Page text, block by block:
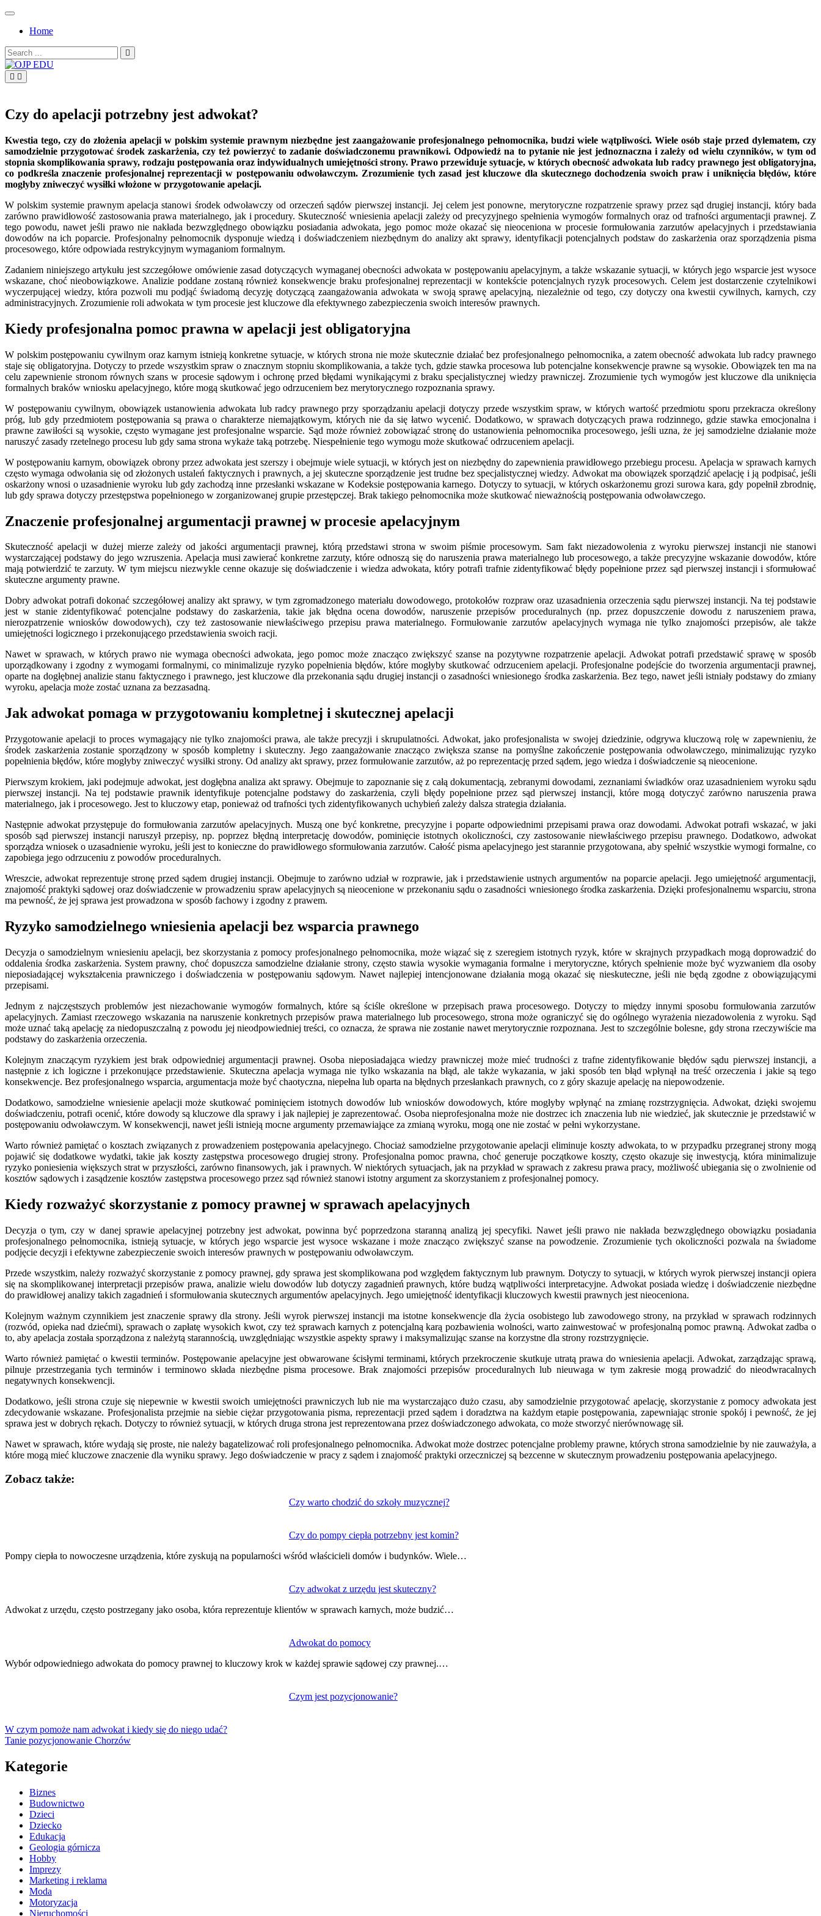
Skip
contentHome
Search
for:
Czy do apelacji potrzebny jest adwokat?
Kwestia tego, czy do złożenia apelacji w polskim systemie prawnym niezbędne jest zaangażowanie profesjonalnego pełnomocnika, budzi wiele wątpliwości. Wiele osób staje przed dylematem, czy
samodzielnie przygotować środek zaskarżenia, czy też powierzyć to zadanie doświadczonemu prawnikowi. Odpowiedź na to pytanie nie jest jednoznaczna i zależy od wielu czynników, w tym od
stopnia skomplikowania sprawy, rodzaju postępowania oraz indywidualnych umiejętności strony. Prawo przewiduje sytuacje, w których obecność adwokata lub radcy prawnego jest obligatoryjna,
co podkreśla znaczenie profesjonalnej reprezentacji w postępowaniu odwoławczym. Zrozumienie tych zasad jest kluczowe dla skutecznego dochodzenia swoich praw i uniknięcia błędów, które
mogłyby zniweczyć wysiłki włożone w przygotowanie apelacji.
W polskim systemie prawnym apelacja stanowi środek odwoławczy od orzeczeń sądów pierwszej instancji. Jej celem jest ponowne, merytoryczne rozpatrzenie sprawy przez sąd drugiej instancji, który bada
zarówno prawidłowość zastosowania prawa materialnego, jak i procedury. Skuteczność wniesienia apelacji zależy od precyzyjnego spełnienia wymogów formalnych oraz od trafności argumentacji prawnej. Z
tego powodu, nawet jeśli prawo nie nakłada bezwzględnego obowiązku posiadania adwokata, jego pomoc może okazać się nieoceniona w procesie formułowania zarzutów apelacyjnych i przedstawiania
dowodów na ich poparcie. Profesjonalny pełnomocnik dysponuje wiedzą i doświadczeniem niezbędnym do analizy akt sprawy, identyfikacji potencjalnych podstaw do zaskarżenia oraz sporządzenia pisma
procesowego, które odpowiada restrykcyjnym wymaganiom formalnym.
Zadaniem niniejszego artykułu jest szczegółowe omówienie zasad dotyczących wymaganej obecności adwokata w postępowaniu apelacyjnym, a także wskazanie sytuacji, w których jego wsparcie jest wysoce
wskazane, choć nieobowiązkowe. Analizie poddane zostaną również konsekwencje braku profesjonalnej reprezentacji w kontekście potencjalnych ryzyk procesowych. Celem jest dostarczenie czytelnikowi
wyczerpującej wiedzy, która pozwoli mu podjąć świadomą decyzję dotyczącą zaangażowania adwokata w swoją sprawę apelacyjną, niezależnie od tego, czy dotyczy ona kwestii cywilnych, karnych, czy
administracyjnych. Zrozumienie roli adwokata w tym procesie jest kluczowe dla efektywnego zabezpieczenia swoich interesów prawnych.
Kiedy profesjonalna pomoc prawna w apelacji jest obligatoryjna
W polskim postępowaniu cywilnym oraz karnym istnieją konkretne sytuacje, w których strona nie może skutecznie działać bez profesjonalnego pełnomocnika, a zatem obecność adwokata lub radcy prawnego
staje się obligatoryjna. Dotyczy to przede wszystkim spraw o znacznym stopniu skomplikowania, a także tych, gdzie stawka procesowa lub potencjalne konsekwencje prawne są wysokie. Obowiązek ten ma na
celu zapewnienie stronom równych szans w procesie sądowym i ochronę przed błędami wynikającymi z braku specjalistycznej wiedzy prawniczej. Zrozumienie tych wymogów jest kluczowe dla uniknięcia
formalnych braków wniosku apelacyjnego, które mogą skutkować jego odrzuceniem bez merytorycznego rozpoznania sprawy.
W postępowaniu cywilnym, obowiązek ustanowienia adwokata lub radcy prawnego przy sporządzaniu apelacji dotyczy przede wszystkim spraw, w których wartość przedmiotu sporu przekracza określony
próg, lub gdy przedmiotem postępowania są prawa o charakterze niemajątkowym, których nie da się łatwo wycenić. Dodatkowo, w sprawach dotyczących prawa rodzinnego, gdzie stawka emocjonalna i
prawne zawiłości są wysokie, często wymagane jest profesjonalne wsparcie. Sąd może również zobowiązać stronę do ustanowienia pełnomocnika procesowego, jeśli uzna, że jej samodzielne działanie może
naruszyć zasady rzetelnego procesu lub gdy sama strona wykaże taką potrzebę. Niespełnienie tego wymogu może skutkować odrzuceniem apelacji.
W postępowaniu karnym, obowiązek obrony przez adwokata jest szerszy i obejmuje wiele sytuacji, w których jest on niezbędny do zapewnienia prawidłowego przebiegu procesu. Apelacja w sprawach karnych
często wymaga odwołania się od złożonych ustaleń faktycznych i prawnych, a jej skuteczne sporządzenie jest trudne bez specjalistycznej wiedzy. Adwokat ma obowiązek sporządzić apelację i ją podpisać, jeśli
oskarżony wnosi o uzasadnienie wyroku lub gdy zachodzą inne przesłanki wskazane w Kodeksie postępowania karnego. Dotyczy to sytuacji, w których oskarżonemu grozi surowa kara, gdy popełnił zbrodnię,
lub gdy sprawa dotyczy przestępstwa popełnionego w zorganizowanej grupie przestępczej. Brak takiego pełnomocnika może skutkować nieważnością postępowania odwoławczego.
Znaczenie profesjonalnej argumentacji prawnej w procesie apelacyjnym
Skuteczność apelacji w dużej mierze zależy od jakości argumentacji prawnej, którą przedstawi strona w swoim piśmie procesowym. Sam fakt niezadowolenia z wyroku pierwszej instancji nie stanowi
wystarczającej podstawy do jego wzruszenia. Apelacja musi zawierać konkretne zarzuty, które odnoszą się do naruszenia prawa materialnego lub procesowego, a także precyzyjne wskazanie dowodów, które
mają potwierdzić te zarzuty. W tym miejscu niezwykle cenne okazuje się doświadczenie i wiedza adwokata, który potrafi trafnie zidentyfikować błędy popełnione przez sąd pierwszej instancji i sformułować
skuteczne argumenty prawne.
Dobry adwokat potrafi dokonać szczegółowej analizy akt sprawy, w tym zgromadzonego materiału dowodowego, protokołów rozpraw oraz uzasadnienia orzeczenia sądu pierwszej instancji. Na tej podstawie
jest w stanie zidentyfikować potencjalne podstawy do zaskarżenia, takie jak błędna ocena dowodów, naruszenie przepisów proceduralnych (np. przez dopuszczenie dowodu z naruszeniem prawa,
nierozpatrzenie wniosków dowodowych), czy też zastosowanie niewłaściwego przepisu prawa materialnego. Formułowanie zarzutów apelacyjnych wymaga nie tylko znajomości przepisów, ale także
umiejętności logicznego i przekonującego przedstawienia swoich racji.
Nawet w sprawach, w których prawo nie wymaga obecności adwokata, jego pomoc może znacząco zwiększyć szanse na pozytywne rozpatrzenie apelacji. Adwokat potrafi przedstawić sprawę w sposób
uporządkowany i zgodny z wymogami formalnymi, co minimalizuje ryzyko popełnienia błędów, które mogłyby skutkować odrzuceniem apelacji. Profesjonalne podejście do tworzenia argumentacji prawnej,
oparte na dogłębnej analizie stanu faktycznego i prawnego, jest kluczowe dla przekonania sądu drugiej instancji o zasadności wniesionego środka zaskarżenia. Bez tego, nawet jeśli istniały podstawy do zmiany
wyroku, apelacja może zostać uznana za bezzasadną.
Jak adwokat pomaga w przygotowaniu kompletnej i skutecznej apelacji
Przygotowanie apelacji to proces wymagający nie tylko znajomości prawa, ale także precyzji i skrupulatności. Adwokat, jako profesjonalista w swojej dziedzinie, odgrywa kluczową rolę w zapewnieniu, że
środek zaskarżenia zostanie sporządzony w sposób kompletny i skuteczny. Jego zaangażowanie znacząco zwiększa szanse na pomyślne zakończenie postępowania odwoławczego, minimalizując ryzyko
popełnienia błędów, które mogłyby zniweczyć wysiłki strony. Od analizy akt sprawy, przez formułowanie zarzutów, aż po reprezentację przed sądem, jego wiedza i doświadczenie są nieocenione.
Pierwszym krokiem, jaki podejmuje adwokat, jest dogłębna analiza akt sprawy. Obejmuje to zapoznanie się z całą dokumentacją, zebranymi dowodami, zeznaniami świadków oraz uzasadnieniem wyroku sądu
pierwszej instancji. Na tej podstawie prawnik identyfikuje potencjalne podstawy do zaskarżenia, czyli błędy popełnione przez sąd pierwszej instancji, które mogą dotyczyć zarówno naruszenia prawa
materialnego, jak i procesowego. Jest to kluczowy etap, ponieważ od trafności tych zidentyfikowanych uchybień zależy dalsza strategia działania.
Następnie adwokat przystępuje do formułowania zarzutów apelacyjnych. Muszą one być konkretne, precyzyjne i poparte odpowiednimi przepisami prawa oraz dowodami. Adwokat potrafi wskazać, w jaki
sposób sąd pierwszej instancji naruszył przepisy, np. poprzez błędną interpretację dowodów, pominięcie istotnych okoliczności, czy zastosowanie niewłaściwego przepisu prawnego. Dodatkowo, adwokat
sporządza wniosek o uzasadnienie wyroku, jeśli jest to konieczne do prawidłowego sformułowania zarzutów. Całość pisma apelacyjnego jest starannie przygotowana, aby spełnić wszystkie wymogi formalne, co
zapobiega jego odrzuceniu z powodów proceduralnych.
Wreszcie, adwokat reprezentuje stronę przed sądem drugiej instancji. Obejmuje to zarówno udział w rozprawie, jak i przedstawienie ustnych argumentów na poparcie apelacji. Jego umiejętność argumentacji,
znajomość praktyki sądowej oraz doświadczenie w prowadzeniu spraw apelacyjnych są nieocenione w przekonaniu sądu o zasadności wniesionego środka zaskarżenia. Dzięki profesjonalnemu wsparciu, strona
ma pewność, że jej sprawa jest prowadzona w sposób fachowy i zgodny z prawem.
Ryzyko samodzielnego wniesienia apelacji bez wsparcia prawnego
Decyzja o samodzielnym wniesieniu apelacji, bez skorzystania z pomocy profesjonalnego pełnomocnika, może wiązać się z szeregiem istotnych ryzyk, które w skrajnych przypadkach mogą doprowadzić do
oddalenia środka zaskarżenia. System prawny, choć dopuszcza samodzielne działanie strony, często stawia wysokie wymagania formalne i merytoryczne, których spełnienie może być wyzwaniem dla osoby
nieposiadającej wykształcenia prawniczego i doświadczenia w postępowaniu sądowym. Nawet najlepiej intencjonowane działania mogą okazać się nieskuteczne, jeśli nie będą zgodne z obowiązującymi
przepisami.
Jednym z najczęstszych problemów jest niezachowanie wymogów formalnych, które są ściśle określone w przepisach prawa procesowego. Dotyczy to między innymi sposobu formułowania zarzutów
apelacyjnych. Zamiast rzeczowego wskazania na naruszenie konkretnych przepisów prawa materialnego lub procesowego, strona może ograniczyć się do ogólnego wyrażenia niezadowolenia z wyroku. Sąd
może uznać taką apelację za niedopuszczalną z powodu jej nieodpowiedniej treści, co oznacza, że sprawa nie zostanie nawet merytorycznie rozpoznana. Jest to szczególnie bolesne, gdy strona rzeczywiście ma
podstawy do zaskarżenia orzeczenia.
Kolejnym znaczącym ryzykiem jest brak odpowiedniej argumentacji prawnej. Osoba nieposiadająca wiedzy prawniczej może mieć trudności z trafne zidentyfikowanie błędów sądu pierwszej instancji, a
następnie z ich logiczne i przekonujące przedstawienie. Skuteczna apelacja wymaga nie tylko wskazania na błąd, ale także wykazania, w jaki sposób ten błąd wpłynął na treść orzeczenia i jakie są tego
konsekwencje. Bez profesjonalnego wsparcia, argumentacja może być chaotyczna, niepełna lub oparta na błędnych przesłankach prawnych, co z góry skazuje apelację na niepowodzenie.
Dodatkowo, samodzielne wniesienie apelacji może skutkować pominięciem istotnych dowodów lub wniosków dowodowych, które mogłyby wpłynąć na zmianę rozstrzygnięcia. Adwokat, dzięki swojemu
doświadczeniu, potrafi ocenić, które dowody są kluczowe dla sprawy i jak najlepiej je zaprezentować. Osoba nieprofesjonalna może nie dostrzec ich znaczenia lub nie wiedzieć, jak skutecznie je przedstawić w
postępowaniu odwoławczym. W konsekwencji, nawet jeśli istnieją mocne argumenty przemawiające za zmianą wyroku, mogą one nie zostać w pełni wykorzystane.
Warto również pamiętać o kosztach związanych z prowadzeniem postępowania apelacyjnego. Chociaż samodzielne przygotowanie apelacji eliminuje koszty adwokata, to w przypadku przegranej strony mogą
pojawić się dodatkowe wydatki, takie jak koszty zastępstwa procesowego drugiej strony. Profesjonalna pomoc prawna, choć generuje początkowe koszty, często okazuje się inwestycją, która minimalizuje
ryzyko poniesienia większych strat w przyszłości, zarówno finansowych, jak i prawnych. W niektórych sytuacjach, jak na przykład w sprawach z zakresu prawa pracy, możliwość ubiegania się o zwolnienie od
kosztów sądowych i zasądzenie kosztów zastępstwa procesowego przez sąd również stanowi istotny argument za skorzystaniem z profesjonalnej pomocy.
Kiedy rozważyć skorzystanie z pomocy prawnej w sprawach apelacyjnych
Decyzja o tym, czy w danej sprawie apelacyjnej potrzebny jest adwokat, powinna być poprzedzona staranną analizą jej specyfiki. Nawet jeśli prawo nie nakłada bezwzględnego obowiązku posiadania
profesjonalnego pełnomocnika, istnieją sytuacje, w których jego wsparcie jest wysoce wskazane i może znacząco zwiększyć szanse na powodzenie. Zrozumienie tych okoliczności pozwala na świadome
podjęcie decyzji i efektywne zabezpieczenie swoich interesów prawnych w postępowaniu odwoławczym.
Przede wszystkim, należy rozważyć skorzystanie z pomocy prawnej, gdy sprawa jest skomplikowana pod względem faktycznym lub prawnym. Dotyczy to sytuacji, w których wyrok pierwszej instancji opiera
się na skomplikowanej interpretacji przepisów prawa, analizie wielu dowodów lub dotyczy zagadnień prawnych, które budzą wątpliwości interpretacyjne. Adwokat posiada wiedzę i doświadczenie niezbędne
do prawidłowej analizy takich zagadnień i sformułowania skutecznych argumentów apelacyjnych. Jego umiejętność identyfikacji kluczowych kwestii prawnych jest nieoceniona.
Kolejnym ważnym czynnikiem jest znaczenie sprawy dla strony. Jeśli wyrok pierwszej instancji ma istotne konsekwencje dla życia osobistego lub zawodowego strony, na przykład w sprawach rodzinnych
(rozwód, opieka nad dziećmi), sprawach o zapłatę wysokich kwot, czy też sprawach karnych z potencjalną karą pozbawienia wolności, warto zainwestować w profesjonalną pomoc prawną. Adwokat zadba o
to, aby apelacja została sporządzona z należytą starannością, uwzględniając wszystkie aspekty sprawy i maksymalizując szanse na korzystne dla strony rozstrzygnięcie.
Warto również pamiętać o kwestii terminów. Postępowanie apelacyjne jest obwarowane ścisłymi terminami, których przekroczenie skutkuje utratą prawa do wniesienia apelacji. Adwokat, zarządzając sprawą,
pilnuje przestrzegania tych terminów i terminowo składa niezbędne pisma procesowe. Brak znajomości przepisów proceduralnych lub nieuwaga w tym zakresie mogą prowadzić do nieodwracalnych
negatywnych konsekwencji.
Dodatkowo, jeśli strona czuje się niepewnie w kwestii swoich umiejętności prawniczych lub nie ma wystarczająco dużo czasu, aby samodzielnie przygotować apelację, skorzystanie z pomocy adwokata jest
zdecydowanie wskazane. Profesjonalista przejmie na siebie ciężar przygotowania pisma, reprezentacji przed sądem i doradztwa na każdym etapie postępowania, zapewniając stronie spokój i pewność, że jej
sprawa jest w dobrych rękach. Dotyczy to również sytuacji, w których druga strona jest reprezentowana przez doświadczonego adwokata, co może stworzyć nierównowagę sił.
Nawet w sprawach, które wydają się proste, nie należy bagatelizować roli profesjonalnego pełnomocnika. Adwokat może dostrzec potencjalne problemy prawne, których strona samodzielnie by nie zauważyła, a
które mogą mieć kluczowe znaczenie dla wyniku sprawy. Jego doświadczenie w pracy z sądem i znajomość praktyki orzeczniczej są bezcenne w skutecznym prowadzeniu postępowania apelacyjnego.
Zobacz także:
Czy warto chodzić do szkoły muzycznej?
Czy do pompy ciepła potrzebny jest komin?
Pompy ciepła to nowoczesne urządzenia, które zyskują na popularności wśród właścicieli domów i budynków. Wiele…
Czy adwokat z urzędu jest skuteczny?
Adwokat z urzędu, często postrzegany jako osoba, która reprezentuje klientów w sprawach karnych, może budzić…
Adwokat do pomocy
Wybór odpowiedniego adwokata do pomocy prawnej to kluczowy krok w każdej sprawie sądowej czy prawnej.…
Czym jest pozycjonowanie?
W czym pomoże nam adwokat i kiedy się do niego udać?
Tanie pozycjonowanie Chorzów
Kategorie
Biznes
Budownictwo
Dzieci
Dziecko
Edukacja
Geologia górnicza
Hobby
Imprezy
Marketing i reklama
Moda
Motoryzacja
Nieruchomości